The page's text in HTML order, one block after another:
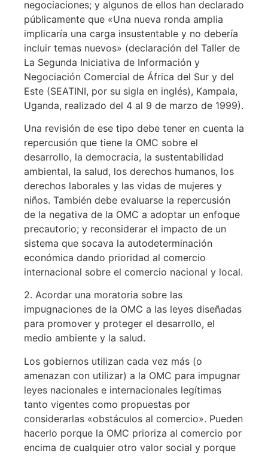
negociaciones; y algunos de ellos han declarado
públicamente que «Una nueva ronda amplia
implicaría una carga insustentable y no debería
incluir temas nuevos» (declaración del Taller de
La Segunda Iniciativa de Información y
Negociación Comercial de África del Sur y del
Este (SEATINI, por su sigla en inglés), Kampala,
Uganda, realizado del 4 al 9 de marzo de 1999).
Una revisión de ese tipo debe tener en cuenta la
repercusión que tiene la OMC sobre el
desarrollo, la democracia, la sustentabilidad
ambiental, la salud, los derechos humanos, los
derechos laborales y las vidas de mujeres y
niños. También debe evaluarse la repercusión
de la negativa de la OMC a adoptar un enfoque
precautorio; y reconsiderar el impacto de un
sistema que socava la autodeterminación
económica dando prioridad al comercio
internacional sobre el comercio nacional y local.
2. Acordar una moratoria sobre las
impugnaciones de la OMC a las leyes diseñadas
para promover y proteger el desarrollo, el
medio ambiente y la salud.
Los gobiernos utilizan cada vez más (o
amenazan con utilizar) a la OMC para impugnar
leyes nacionales e internacionales legítimas
tanto vigentes como propuestas por
considerarlas «obstáculos al comercio». Pueden
hacerlo porque la OMC prioriza al comercio por
encima de cualquier otro valor social y porque